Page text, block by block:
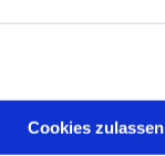
Cookies zulassen